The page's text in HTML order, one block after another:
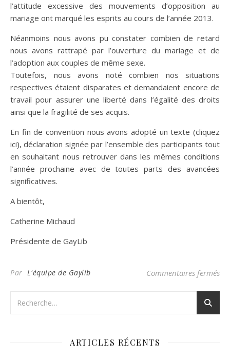
l’attitude excessive des mouvements d’opposition au
mariage ont marqué les esprits au cours de l’année 2013.
Néanmoins nous avons pu constater combien de retard
nous avons rattrapé par l’ouverture du mariage et de
l’adoption aux couples de même sexe.
Toutefois, nous avons noté combien nos situations
respectives étaient disparates et demandaient encore de
travail pour assurer une liberté dans l’égalité des droits
ainsi que la fragilité de ses acquis.
En fin de convention nous avons adopté un texte (cliquez
ici), déclaration signée par l’ensemble des participants tout
en souhaitant nous retrouver dans les mêmes conditions
l’année prochaine avec de toutes parts des avancées
significatives.
A bientôt,
Catherine Michaud
Présidente de GayLib
Par L'équipe de Gaylib Commentaires fermés
ARTICLES RÉCENTS